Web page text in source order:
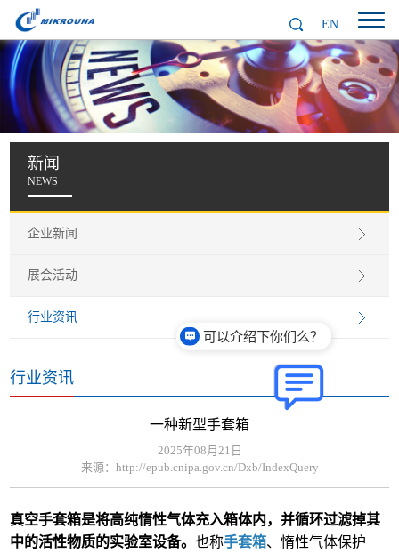
EN
新闻
NEWS
企业新闻
展会活动
行业资讯
行业资讯
一种新型手套箱
2025年08月21日
来源：http://epub.cnipa.gov.cn/Dxb/IndexQuery
真空手套箱是将高纯惰性气体充入箱体内，并循环过滤掉其
中的活性物质的实验室设备。也称手套箱、惰性气体保护
可以介绍下你们么？